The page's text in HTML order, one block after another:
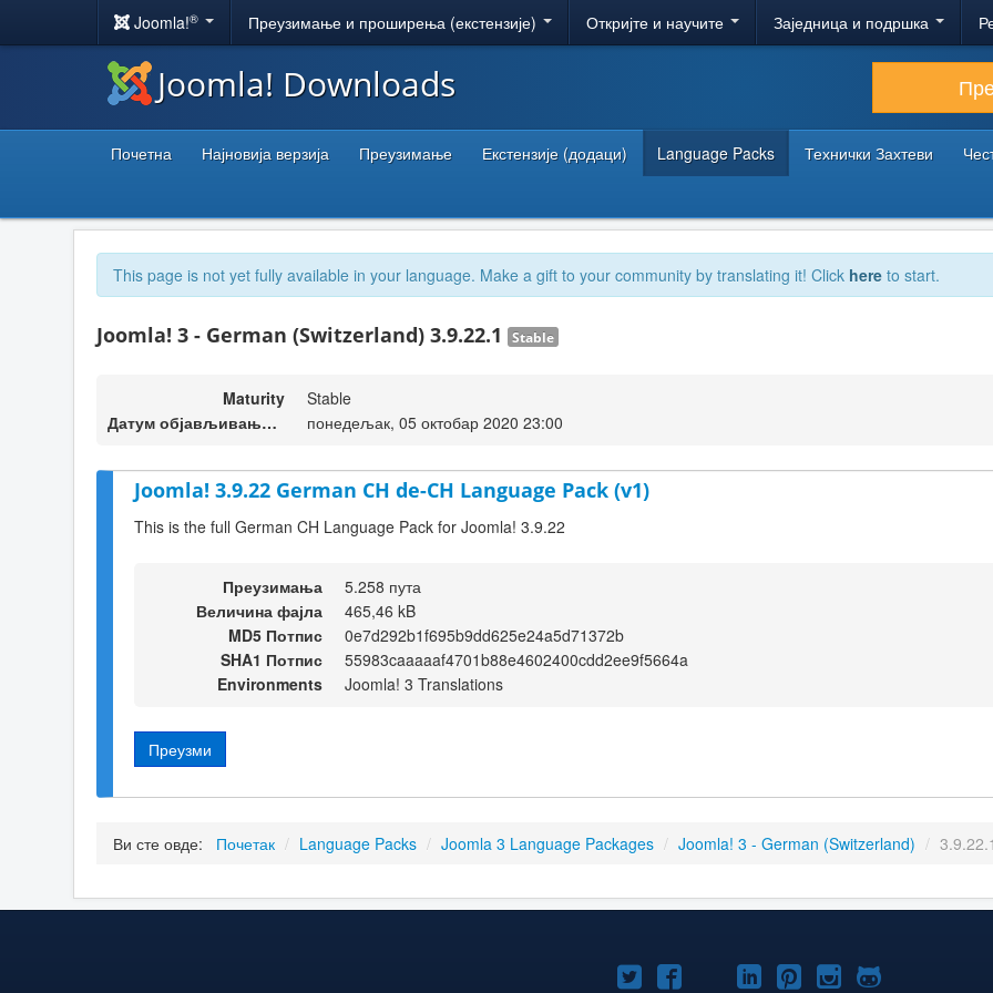
Joomla!® Преузимање и проширења (екстензије) Откријте и научите Заједница и подршка
Joomla! Downloads
Почетна Најновија верзија Преузимање Екстензије (додаци) Language Packs Технички Захтеви
This page is not yet fully available in your language. Make a gift to your community by translating it! Click here to start.
Joomla! 3 - German (Switzerland) 3.9.22.1 Stable
Maturity
Stable
Датум објављивања верзије
понедељак, 05 октобар 2020 23:00
Joomla! 3.9.22 German CH de-CH Language Pack (v1)
This is the full German CH Language Pack for Joomla! 3.9.22
Преузимања
5.258 пута
Величина фајла
465,46 kB
MD5 Потпис
0e7d292b1f695b9dd625e24a5d71372b
SHA1 Потпис
55983caaaaaf4701b88e4602400cdd2ee9f5664a
Environments
Joomla! 3 Translations
Преузми
Ви сте овде: Почетак / Language Packs / Joomla 3 Language Packages / Joomla! 3 - German (Switzerland) /
Joomla!Joomla!Joomla!
Joomla!Joomla!
Joomla!Joomla!